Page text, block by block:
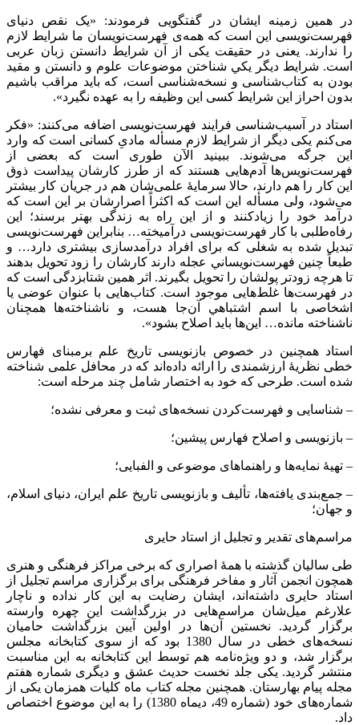
در همین زمینه ایشان در گفتگویی فرمودند: «یک نقص دنیای
فهرست‌نویسی این است که همه‌ی فهرست‌نویسان ما شرایط لازم
را ندارند. یعنی در حقیقت یکی از آن شرایط دانستن زبان عربی
است. شرایط دیگر يكي شناختن موضوعات علوم و دانستن و مقید
بودن به کتاب‌شناسی و نسخه‌شناسی است، که باید مراقب باشیم
بدون احراز این شرایط کسی این وظیفه را به عهده نگیرد».
استاد در آسیب‌شناسی فرایند فهرست‌نویسی اضافه می‌کنند: «فکر
می‌کنم یکی دیگر از شرایط لازم مسأله مادیِ کسانی است که وارد
این جرگه می‌شوند. ببینید الآن طوری است که بعضی از
فهرست‌نویس‌ها آدم‌هایی هستند که از طرز کارشان پیداست ذوق
این کار را هم دارند، حالا سرمایۀ علمی‌شان هم در جریان کار بیشتر
می‌شود، ولی مسأله این است که اکثراً اصرارشان بر این است که
درآمد خود را زیادکنند و از اين راه به زندگی بهتر برسند؛ این
رفاه‌طلبی با کار فهرست‌نویسی درآمیخته… بنابراین فهرست‌نویسی
تبدیل شده به شغلی كه برای افراد درآمدسازی بیشتری دارد… و
طبعاً چنين فهرست‌نویساني عجله دارند کارشان را زود تحویل بدهند
تا هرچه زودتر پولشان را تحویل بگیرند. اثر همین شتابزدگی است که
در فهرست‌ها غلط‌هایی موجود است. کتاب‌هایی با عنوان عوضی یا
اشخاصی با اسم اشتباهي آن‌جا هست، و ناشناخته‌ها همچنان
ناشناخته مانده… این‌ها باید اصلاح بشود».
استاد همچنین در خصوص بازنویسی تاریخ علم برمبنای فهارس
خطی نظریۀ ارزشمندی را ارائه داده‌اند که در محافل علمی شناخته
شده است. طرحی که خود به اختصار شامل چند مرحله است:
– شناسایی و فهرست‌کردن نسخه‌های ثبت و معرفی نشده؛
– بازنویسی و اصلاح فهارس پیشین؛
– تهیۀ نمایه‌ها و راهنماهای موضوعی و الفبایی؛
– جمع‌بندی یافته‌ها، تألیف و بازنویسی تاریخ علم ایران، دنیای اسلام،
و جهان؛
مراسم‌های تقدیر و تجلیل از استاد حایری
طی سالیان گذشته با همۀ اصراری که برخی مراکز فرهنگی و هنری
همچون انجمن آثار و مفاخر فرهنگی برای برگزاری مراسم تجلیل از
استاد حایری داشته‌اند، ایشان رضایت به این کار نداده و ناچار
علارغم میل‌شان مراسم‌هایی در بزرگداشت این چهره وارسته
برگزار گردید. نخستین آن‌ها در اولین آیین بزرگداشت حامیان
نسخه‌های خطی در سال 1380 بود که از سوی کتابخانه مجلس
برگزار شد، و دو ویژه‌نامه هم توسط این کتابخانه به این مناسبت
منتشر گردید. یکی جلد نخست حدیث عشق و دیگری شماره هفتم
مجله پیام بهارستان. همچنین مجله کتاب ماه کلیات همزمان یکی از
شماره‌های خود (شماره 49، دیماه 1380) را به این موضوع اختصاص
داد.